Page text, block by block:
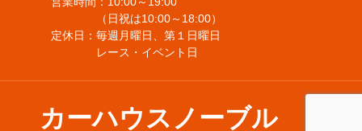
（日祝は10:00～18:00）
定休日：毎週月曜日、第１日曜日
レース・イベント日
カーハウスノーブル